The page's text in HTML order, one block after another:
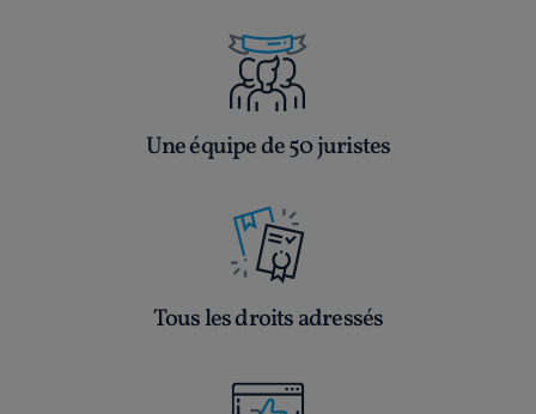
Une équipe de 50 juristes
Tous les droits adressés